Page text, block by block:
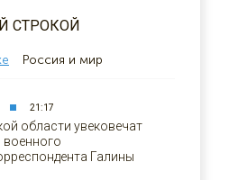
СТРОКОЙ
Россия и мир
21:17
области увековечат
военного
Галины